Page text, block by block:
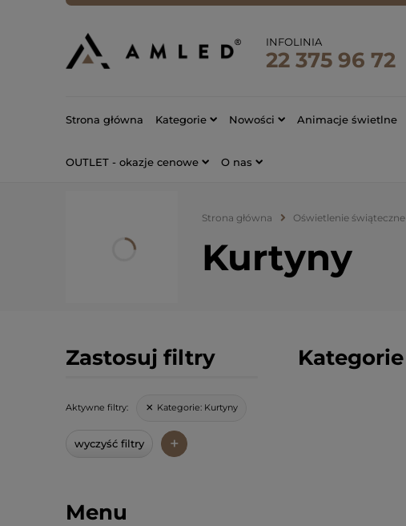
INFOLINIA
22 375 96 72
Strona główna Kategorie Nowości Animacje świetlne
OUTLET - okazje cenowe O nas
Strona główna Oświetlenie świąteczne
Kurtyny
Zastosuj filtry
Aktywne filtry: Kategorie: Kurtyny
wyczyść filtry +
Menu
Kategorie